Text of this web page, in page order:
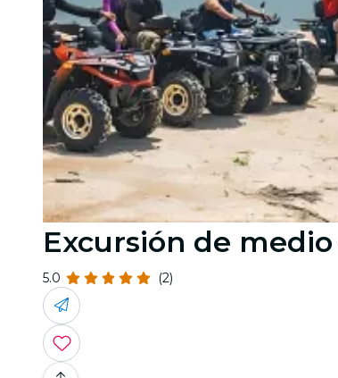
Excursión de
5.0 (2)